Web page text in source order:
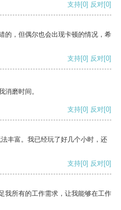
支持[0] 反对[0]
的，但偶尔也会出现卡顿的情况，希
支持[0] 反对[0]
消磨时间。
支持[0] 反对[0]
丰富。我已经玩了好几个小时，还
支持[0] 反对[0]
我所有的工作需求，让我能够在工作